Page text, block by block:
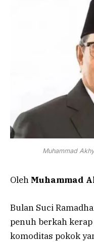
Muhammad
Oleh Muhammad
Bulan Suci
penuh berkah
komoditas pokok